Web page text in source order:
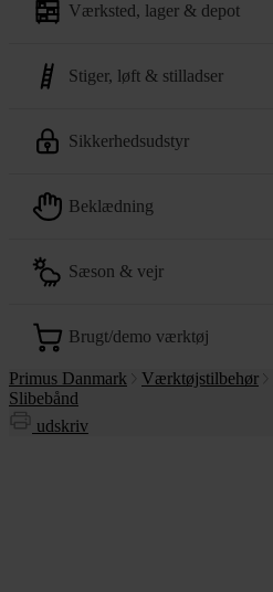
værksted, lager & depot
stiger, løft & stilladser
sikkerhedsudstyr
beklædning
sæson & vejr
brugt/demo værktøj
Primus Danmark Værktøjstilbehør
Slibebånd
udskriv